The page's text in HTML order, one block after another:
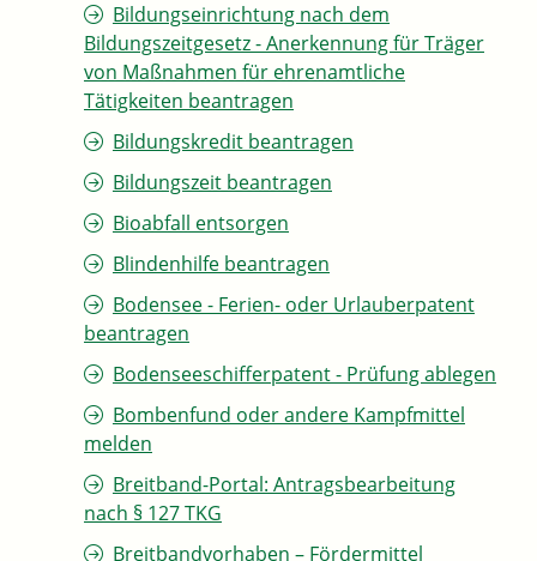
Bildungseinrichtung nach dem
Bildungszeitgesetz - Anerkennung für Träger
von Maßnahmen für ehrenamtliche
Tätigkeiten beantragen
Bildungskredit beantragen
Bildungszeit beantragen
Bioabfall entsorgen
Blindenhilfe beantragen
Bodensee - Ferien- oder Urlauberpatent
beantragen
Bodenseeschifferpatent - Prüfung ablegen
Bombenfund oder andere Kampfmittel
melden
Breitband-Portal: Antragsbearbeitung
nach § 127 TKG
Breitbandvorhaben – Fördermittel